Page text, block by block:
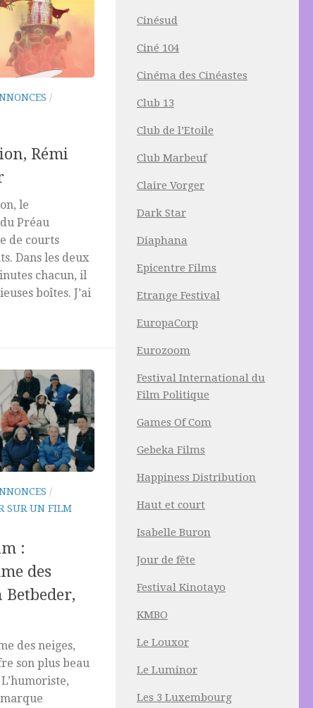
/
Rémi
le
Préau
de courts
Dans les deux
chacun, il
boîtes. J’ai
/
SUR UN FILM
:
des
Betbeder,
des neiges,
son plus beau
Cinésud
Ciné 104
Cinéma des Cinéastes
Club 13
Club de l’Etoile
Club Marbeuf
Claire Vorger
Dark Star
Diaphana
Epicentre Films
Etrange Festival
EuropaCorp
Eurozoom
Festival International du
Film Politique
Games Of Com
Gebeka Films
Happiness Distribution
Haut et court
Isabelle Buron
Jour de fête
Festival Kinotayo
KMBO
Le Louxor
Le Luminor
Les 3 Luxembourg